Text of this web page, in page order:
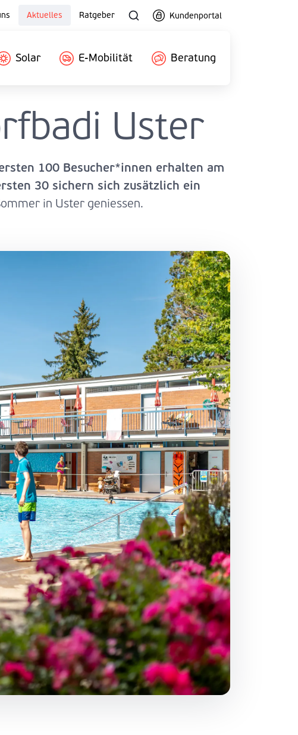
Aktuelles Ratgeber Kundenportal
Solar E-Mobilität Beratung
Uster
100 Besucher*innen erhalten am
30 sichern sich zusätzlich ein
in Uster geniessen.